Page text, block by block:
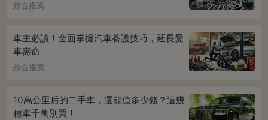
綜合推薦
車主必讀！全面掌握汽車養護技巧，延長愛
車壽命
綜合推薦
10萬公里后的二手車，還能值多少錢？這幾
種車千萬別買！